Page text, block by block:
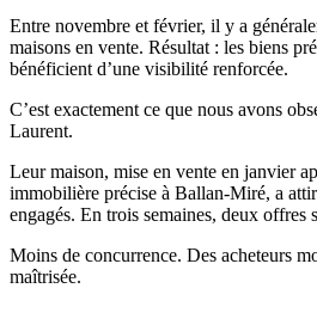
Entre novembre et février, il y a
maisons en vente. Résultat : les biens
bénéficient d’une visibilité renforcée.
C’est exactement ce que nous avons
Laurent.
Leur maison, mise en vente en janvier
immobilière précise à Ballan-Miré, a
engagés. En trois semaines, deux offres
Moins de concurrence. Des acheteurs
maîtrisée.